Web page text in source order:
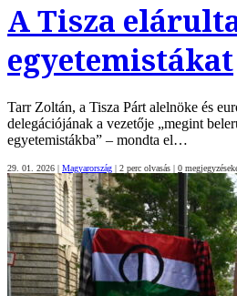
A Tisza
egyetemistákat
Tarr Zoltán, a Tisza Párt alelnöke és
delegációjának a vezetője „megint
egyetemistákba” – mondta el…
29. 01. 2026 | Magyarország | 2 perc olvasás | 0